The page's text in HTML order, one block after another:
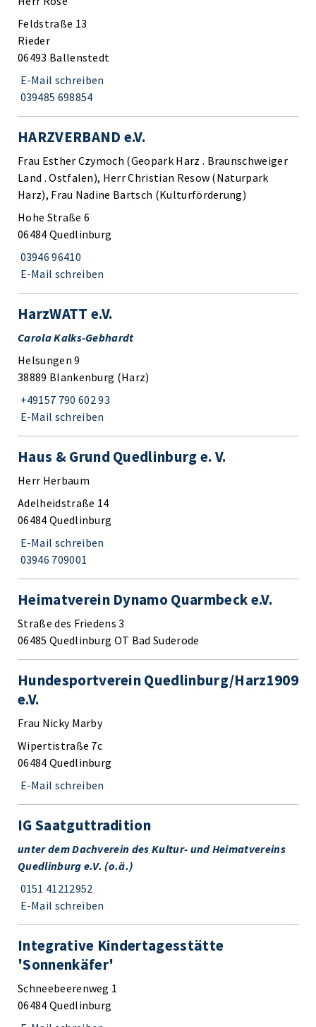
Feldstraße 13
Rieder
06493 Ballenstedt
E-Mail schreiben
039485 698854
HARZVERBAND e.V.
Frau Esther Czymoch (Geopark Harz . Braunschweiger
Land . Ostfalen), Herr Christian Resow (Naturpark
Harz), Frau Nadine Bartsch (Kulturförderung)
Hohe Straße 6
06484 Quedlinburg
03946 96410
E-Mail schreiben
HarzWATT e.V.
Carola Kalks-Gebhardt
Helsungen 9
38889 Blankenburg (Harz)
+49157 790 602 93
E-Mail schreiben
Haus & Grund Quedlinburg e. V.
Herr Herbaum
Adelheidstraße 14
06484 Quedlinburg
E-Mail schreiben
03946 709001
Heimatverein Dynamo Quarmbeck e.V.
Straße des Friedens 3
06485 Quedlinburg OT Bad Suderode
Hundesportverein Quedlinburg/Harz1909
e.V.
Frau Nicky Marby
Wipertistraße 7c
06484 Quedlinburg
E-Mail schreiben
IG Saatguttradition
unter dem Dachverein des Kultur- und Heimatvereins
Quedlinburg e.V. (o.ä.)
0151 41212952
E-Mail schreiben
Integrative Kindertagesstätte
'Sonnenkäfer'
Schneebeerenweg 1
06484 Quedlinburg